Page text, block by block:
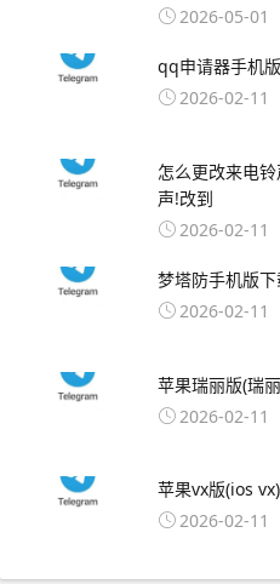
2026-05-01
qq申请器手机
2026-02-11
怎么更改来电
声!改到
2026-02-11
梦塔防手机版
2026-02-11
苹果瑞丽版(瑞
2026-02-11
苹果vx版(ios vx)
2026-02-11